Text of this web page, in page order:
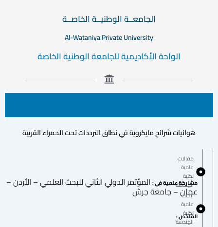
الجامعــة الوطنيــة الخاصــة
Al-Wataniya Private University
الواحة الأكاديمية للجامعة الوطنية الخاصة
هوائيات شرائح مايكروية في نطاق الترددات تحت الحمراء القريبة
مقالات
علمية
لكلية
الهندسة
أبحاث
علمية
لكلية
الهندسة
مشاركة علمية في :المؤتمر الدولي الثاني للبحث العلمي – الأردن –
عمان – جامعة جرش
الملخص :